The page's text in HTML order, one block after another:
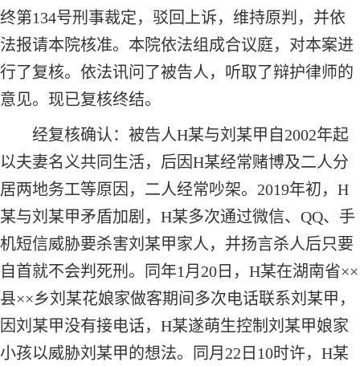
终第134号刑事裁定，驳回上诉，维持原判，并依
法报请本院核准。本院依法组成合议庭，对本案进
行了复核。依法讯问了被告人，听取了辩护律师的
意见。现已复核终结。
经复核确认：被告人H某与刘某甲自2002年起
以夫妻名义共同生活，后因H某经常赌博及二人分
居两地务工等原因，二人经常吵架。2019年初，H
某与刘某甲矛盾加剧，H某多次通过微信、QQ、手
机短信威胁要杀害刘某甲家人，并扬言杀人后只要
自首就不会判死刑。同年1月20日，H某在湖南省××
县××乡刘某花娘家做客期间多次电话联系刘某甲，
因刘某甲没有接电话，H某遂萌生控制刘某甲娘家
小孩以威胁刘某甲的想法。同月22日10时许，H某